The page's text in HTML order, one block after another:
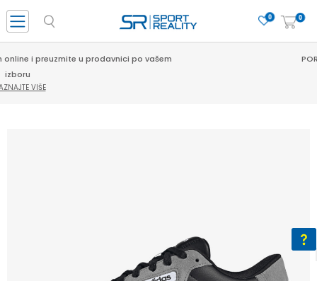
0
0
PORUČI ONLINE I UŠTEDI